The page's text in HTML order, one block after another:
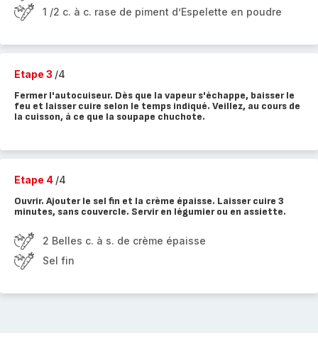
1 /2 c. à c. rase de piment d’Espelette en poudre
Etape 3 /4
Fermer l'autocuiseur. Dès que la vapeur s'échappe, baisser le
feu et laisser cuire selon le temps indiqué. Veillez, au cours de
la cuisson, à ce que la soupape chuchote.
Etape 4 /4
Ouvrir. Ajouter le sel fin et la crème épaisse. Laisser cuire 3
minutes, sans couvercle. Servir en légumier ou en assiette.
2 Belles c. à s. de crème épaisse
Sel fin